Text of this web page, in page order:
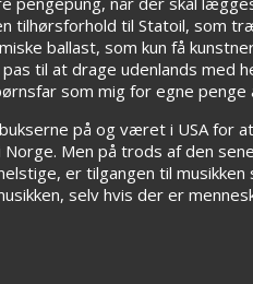
tilhørsforhold til Statoil, som
ballast, som kun få
til at drage udenlands med
som mig for egne
på og været i USA for
Norge. Men på trods af den
er tilgangen til musikken
selv hvis der er